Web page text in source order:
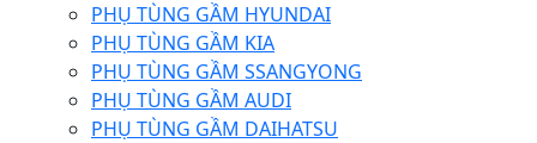
PHỤ TÙNG GẦM HYUNDAI
PHỤ TÙNG GẦM KIA
PHỤ TÙNG GẦM SSANGYONG
PHỤ TÙNG GẦM AUDI
PHỤ TÙNG GẦM DAIHATSU